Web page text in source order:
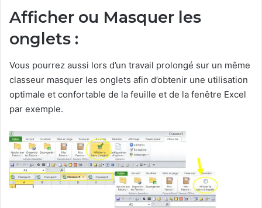
Afficher ou Masquer les
onglets :
Vous pourrez aussi lors d’un travail prolongé sur un même
classeur masquer les onglets afin d’obtenir une utilisation
optimale et confortable de la feuille et de la fenêtre Excel
par exemple.